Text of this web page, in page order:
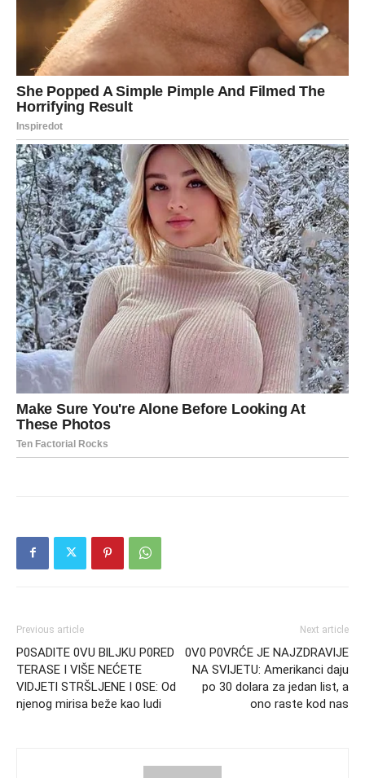
Previous article
P0SADlTE 0VU BlLJKU P0RED
TERASE I VlŠE NEĆETE
VlDJETl STRŠLJENE I 0SE: Od
njenog mirisa beže kao ludi
Next article
0V0 P0VRĆE JE NAJZDRAVlJE
NA SVlJETU: Amerikanci daju
po 30 dolara za jedan list, a
ono raste kod nas